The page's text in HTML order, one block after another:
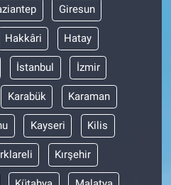
Giresun
Hakkâri Hatay
İstanbul İzmir
Karabük Karaman
Kayseri Kilis
Kırşehir